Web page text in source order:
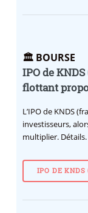
🏛️ BOURSE
IPO de
flottant
L’IPO de KNDS
investisseurs,
multiplier. Détails.
IPO DE KNDS